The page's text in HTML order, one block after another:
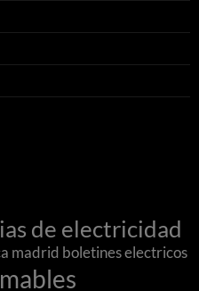
de electricidad
madrid boletines electricos